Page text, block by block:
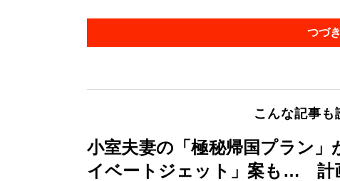
つづ
こんな記事も
小室夫妻の「極秘帰国プラン
イベートジェット」案も… 計